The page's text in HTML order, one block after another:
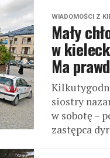
WIADOMOŚCI Z
Mały
w
Ma
siostry
w sobotę –
zastępca